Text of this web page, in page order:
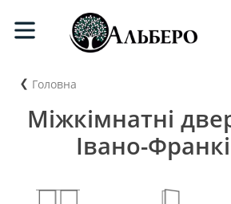
Головна
Міжкімнатні
Івано-